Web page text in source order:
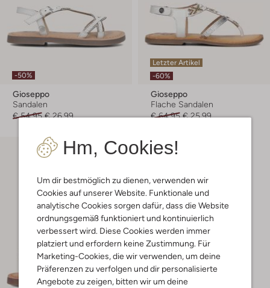
Hm, Cookies!
Um dir bestmöglich zu dienen, verwenden wir
Cookies auf unserer Website. Funktionale und
analytische Cookies sorgen dafür, dass die Website
ordnungsgemäß funktioniert und kontinuierlich
verbessert wird. Diese Cookies werden immer
platziert und erfordern keine Zustimmung. Für
Marketing-Cookies, die wir verwenden, um deine
Präferenzen zu verfolgen und dir personalisierte
Angebote zu zeigen, bitten wir um deine
-50%
Gioseppo
Sandalen
€ 54,95 € 26,99
Letzter Artikel
-60%
Gioseppo
Flache Sandalen
€ 64,95 € 25,99